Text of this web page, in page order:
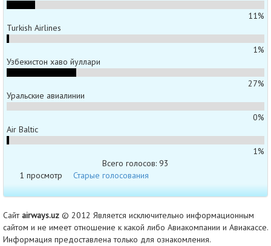
11%
Turkish Airlines
1%
Узбекистон хаво йуллари
27%
Уральские авиалинии
0%
Air Baltic
1%
Всего голосов: 93
1 просмотр
Старые голосования
Сайтairways.uz © 2012 Является исключительно информационным
сайтом и не имеет отношение к какой либо Авиакомпании и Авиакассе.
Информация предоставлена только для ознакомления.